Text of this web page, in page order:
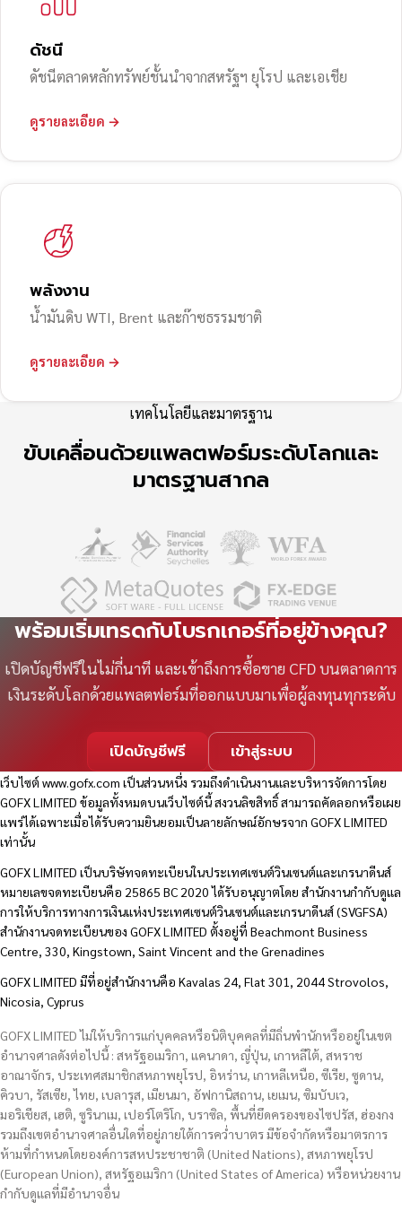
ดัชนี
ดัชนีตลาดหลักทรัพย์ชั้นนำจากสหรัฐฯ ยุโรป และเอเชีย
ดูรายละเอียด →
พลังงาน
น้ำมันดิบ WTI, Brent และก๊าซธรรมชาติ
ดูรายละเอียด →
เทคโนโลยีและมาตรฐาน
ขับเคลื่อนด้วยแพลตฟอร์มระดับโลกและ
มาตรฐานสากล
พร้อมเริ่มเทรดกับโบรกเกอร์ที่อยู่ข้างคุณ?
เปิดบัญชีฟรีในไม่กี่นาที และเข้าถึงการซื้อขาย CFD บนตลาดการ
เงินระดับโลกด้วยแพลตฟอร์มที่ออกแบบมาเพื่อผู้ลงทุนทุกระดับ
เปิดบัญชีฟรี เข้าสู่ระบบ
เว็บไซต์www.gofx.com เป็นส่วนหนึ่ง รวมถึงดำเนินงานและบริหารจัดการโดย
GOFX LIMITED ข้อมูลทั้งหมดบนเว็บไซต์นี้ สงวนลิขสิทธิ์ สามารถคัดลอกหรือเผย
แพร่ได้เฉพาะเมื่อได้รับความยินยอมเป็นลายลักษณ์อักษรจาก GOFX LIMITED
เท่านั้น
GOFX LIMITED เป็นบริษัทจดทะเบียนในประเทศเซนต์วินเซนต์และเกรนาดีนส์
หมายเลขจดทะเบียนคือ 25865 BC 2020 ได้รับอนุญาตโดย สำนักงานกำกับดูแล
การให้บริการทางการเงินแห่งประเทศเซนต์วินเซนต์และเกรนาดีนส์ (SVGFSA)
สำนักงานจดทะเบียนของ GOFX LIMITED ตั้งอยู่ที่ Beachmont Business
Centre, 330, Kingstown, Saint Vincent and the Grenadines
GOFX LIMITED มีที่อยู่สำนักงานคือ Kavalas 24, Flat 301, 2044 Strovolos,
Nicosia, Cyprus
GOFX LIMITED ไม่ให้บริการแก่บุคคลหรือนิติบุคคลที่มีถิ่นพำนักหรืออยู่ในเขต
อำนาจศาลดังต่อไปนี้ : สหรัฐอเมริกา, แคนาดา, ญี่ปุ่น, เกาหลีใต้, สหราช
อาณาจักร, ประเทศสมาชิกสหภาพยุโรป, อิหร่าน, เกาหลีเหนือ, ซีเรีย, ซูดาน,
คิวบา, รัสเซีย, ไทย, เบลารุส, เมียนมา, อัฟกานิสถาน, เยเมน, ซิมบับเว,
มอริเชียส, เฮติ, ซูรินาเม, เปอร์โตริโก, บราซิล, พื้นที่ยึดครองของไซปรัส, ฮ่องกง
รวมถึงเขตอำนาจศาลอื่นใดที่อยู่ภายใต้การคว่ำบาตร มีข้อจำกัดหรือมาตรการ
ห้ามที่กำหนดโดยองค์การสหประชาชาติ (United Nations), สหภาพยุโรป
(European Union), สหรัฐอเมริกา (United States of America) หรือหน่วยงาน
กำกับดูแลที่มีอำนาจอื่น